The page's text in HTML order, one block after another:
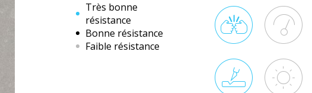
Très bonne
résistance
Bonne résistance
Faible résistance